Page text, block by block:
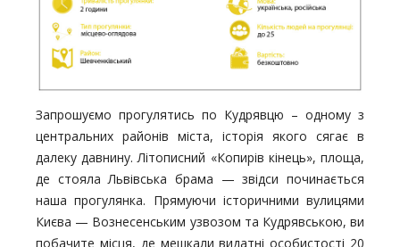
Запрошуємо прогулятись по Кудрявцю – одному з
центральних районів міста, історія якого сягає в
далеку давнину. Літописний «Копирів кінець», площа,
де стояла Львівська брама — звідси починається
наша прогулянка. Прямуючи історичними вулицями
Києва — Вознесенським узвозом та Кудрявською, ви
побачите місця, де мешкали видатні особистості 20